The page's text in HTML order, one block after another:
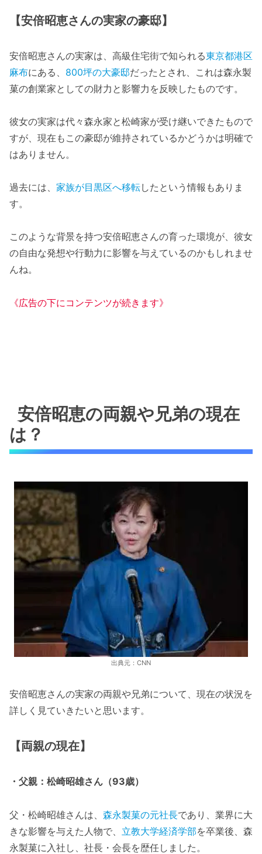
【安倍昭恵さんの実家の豪邸】
安倍昭恵さんの実家は、高級住宅街で知られる東京都港区
麻布にある、 800坪の大豪邸だったとされ、これは森永製
菓の創業家としての財力と影響力を反映したものです。
彼女の実家は代々森永家と松崎家が受け継いできたもので
すが、現在もこの豪邸が維持されているかどうかは明確で
はありません。
過去には、 家族が目黒区へ移転したという情報もありま
す。
このような背景を持つ安倍昭恵さんの育った環境が、彼女
の自由な発想や行動力に影響を与えているのかもしれませ
んね。
《広告の下にコンテンツが続きます》
安倍昭恵の両親や兄弟の現在
は？
出典元：CNN
安倍昭恵さんの実家の両親や兄弟について、現在の状況を
詳しく見ていきたいと思います。
【両親の現在】
・父親：松崎昭雄さん（93歳）
父・松崎昭雄さんは、 森永製菓の元社長であり、業界に大
きな影響を与えた人物で、 立教大学経済学部を卒業後、森
永製菓に入社し、社長・会長を歴任しました。